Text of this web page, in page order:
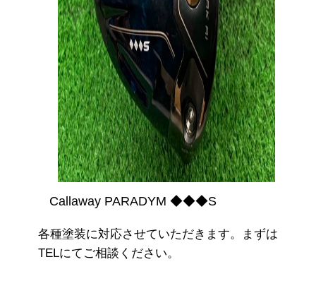
Callaway PARADYM ◆◆◆S
各種塗装に対応させていただきます。まずは
TELにてご相談ください。